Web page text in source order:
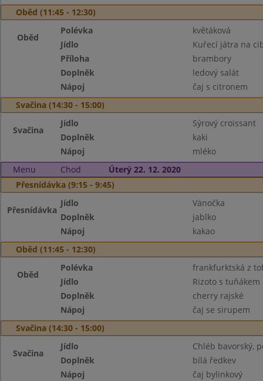
Oběd (11:45 - 12:30)
Oběd
Polévka
květáková
Jídlo
Kuřecí játra na
Příloha
brambory
Doplněk
ledový salát
Nápoj
čaj s citronem
Svačina (14:30 - 15:00)
Svačina
Jídlo
Sýrový croissant
Doplněk
kaki
Nápoj
mléko
Menu
Chod
Úterý 22. 12. 2020
Přesnídávka (9:15 - 9:45)
Přesnídávka
Jídlo
Vánočka
Doplněk
jablko
Nápoj
kakao
Oběd (11:45 - 12:30)
Oběd
Polévka
frankfurktská z
Jídlo
Rizoto s tuňákem
Doplněk
cherry rajské
Nápoj
čaj se sirupem
Svačina (14:30 - 15:00)
Svačina
Jídlo
Chléb bavorský,
Doplněk
bílá ředkev
Nápoj
čaj bylinkový